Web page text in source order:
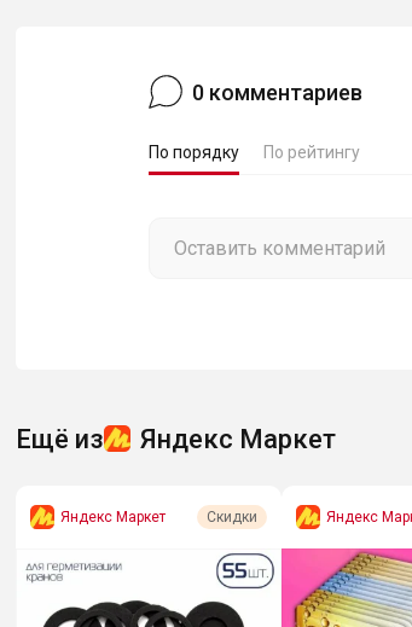
0 комментариев
По порядку По рейтингу
Ещё из Яндекс Маркет
Яндекс Маркет Скидки Яндекс